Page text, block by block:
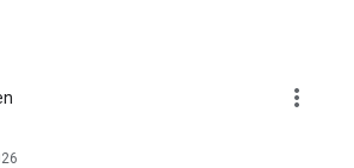
på heldagskurser, som chauffører skal
kørende chauffører have en
shoppers foretages der kontinuerligt
more_vert